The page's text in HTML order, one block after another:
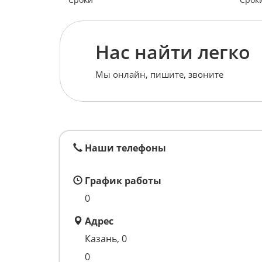
Нас найти легко
Мы онлайн, пишите, звоните
Наши телефоны
График работы
0
Адрес
Казань, 0
0